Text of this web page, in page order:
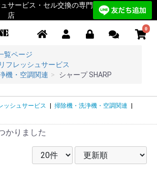
サービス・セル交換の専門
店
0
覧ページ
フレッシュサービス
機・空調関連
シャープ SHARP
ッシュサービス 掃除機・洗浄機・空調関連
かりました